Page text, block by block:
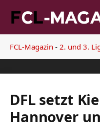
FCL-Magazin - 2. und 3.
DFL setzt
Hannover